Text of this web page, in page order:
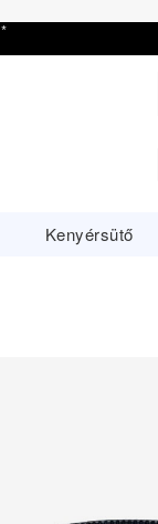
*
Kenyérsütő